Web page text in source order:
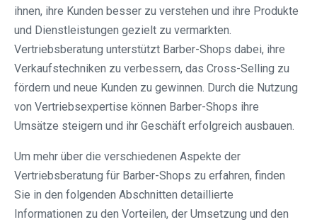
ihnen, ihre Kunden besser zu verstehen und ihre Produkte
und Dienstleistungen gezielt zu vermarkten.
Vertriebsberatung unterstützt Barber-Shops dabei, ihre
Verkaufstechniken zu verbessern, das Cross-Selling zu
fördern und neue Kunden zu gewinnen. Durch die Nutzung
von Vertriebsexpertise können Barber-Shops ihre
Umsätze steigern und ihr Geschäft erfolgreich ausbauen.
Um mehr über die verschiedenen Aspekte der
Vertriebsberatung für Barber-Shops zu erfahren, finden
Sie in den folgenden Abschnitten detaillierte
Informationen zu den Vorteilen, der Umsetzung und den